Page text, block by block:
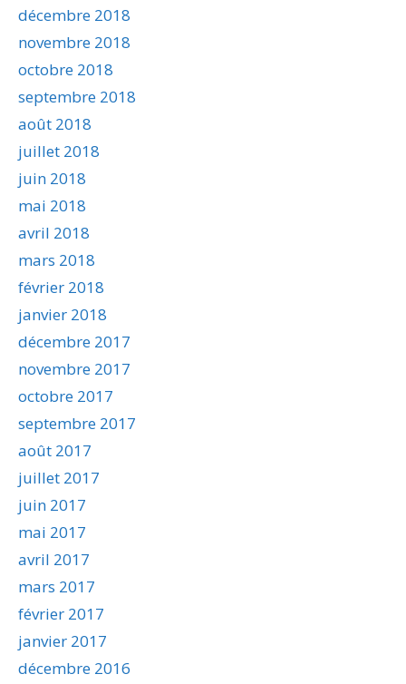
décembre 2018
novembre 2018
octobre 2018
septembre 2018
août 2018
juillet 2018
juin 2018
mai 2018
avril 2018
mars 2018
février 2018
janvier 2018
décembre 2017
novembre 2017
octobre 2017
septembre 2017
août 2017
juillet 2017
juin 2017
mai 2017
avril 2017
mars 2017
février 2017
janvier 2017
décembre 2016